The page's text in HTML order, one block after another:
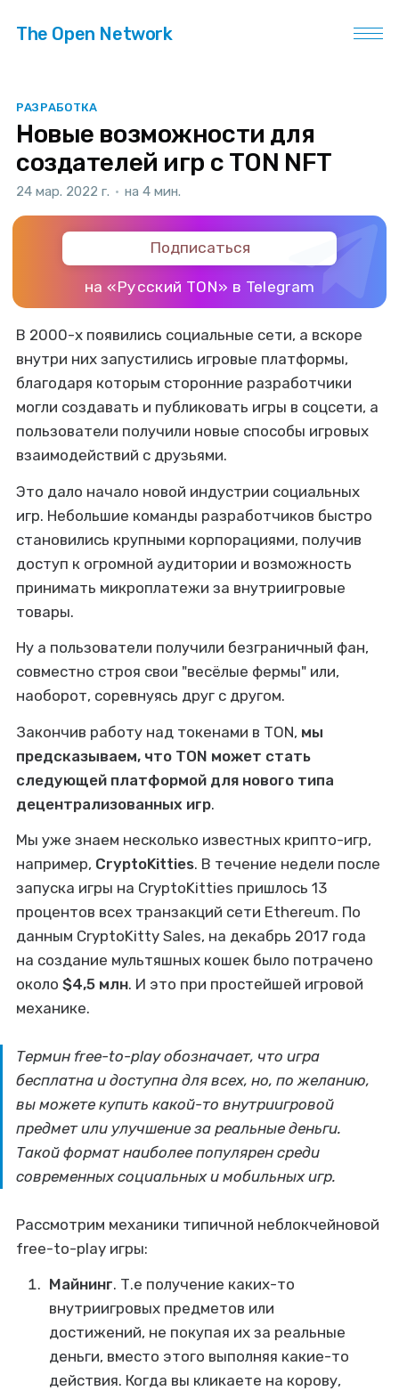
The Open Network
РАЗРАБОТКА
Новые возможности для
создателей игр с TON NFT
24 мар. 2022 г. • на 4 мин.
Подписаться
на «Русский TON» в Telegram
В 2000-х появились социальные сети, а вскоре
внутри них запустились игровые платформы,
благодаря которым сторонние разработчики
могли создавать и публиковать игры в соцсети, а
пользователи получили новые способы игровых
взаимодействий с друзьями.
Это дало начало новой индустрии социальных
игр. Небольшие команды разработчиков быстро
становились крупными корпорациями, получив
доступ к огромной аудитории и возможность
принимать микроплатежи за внутриигровые
товары.
Ну а пользователи получили безграничный фан,
совместно строя свои "весёлые фермы" или,
наоборот, соревнуясь друг с другом.
Закончив работу над токенами в TON, мы
предсказываем, что TON может стать
следующей платформой для нового типа
децентрализованных игр.
Мы уже знаем несколько известных крипто-игр,
например, CryptoKitties. В течение недели после
запуска игры на CryptoKitties пришлось 13
процентов всех транзакций сети Ethereum. По
данным CryptoKitty Sales, на декабрь 2017 года
на создание мультяшных кошек было потрачено
около $4,5 млн. И это при простейшей игровой
механике.
Термин free-to-play обозначает, что игра
бесплатна и доступна для всех, но, по желанию,
вы можете купить какой-то внутриигровой
предмет или улучшение за реальные деньги.
Такой формат наиболее популярен среди
современных социальных и мобильных игр.
Рассмотрим механики типичной неблокчейновой
free-to-play игры:
Майнинг. Т.е получение каких-то
внутриигровых предметов или
достижений, не покупая их за реальные
деньги, вместо этого выполняя какие-то
действия. Когда вы кликаете на корову,